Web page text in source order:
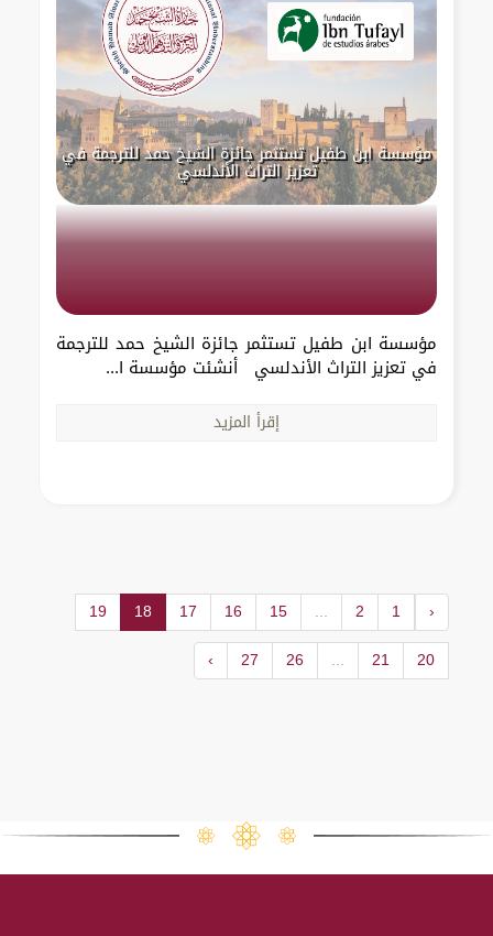
مؤسسة ابن طفيل تستثمر جائزة الشيخ حمد للترجمة في
تعزيز التراث الأندلسي
مؤسسة ابن طفيل تستثمر جائزة الشيخ حمد للترجمة
في تعزيز التراث الأندلسي أنشئت مؤسسة ا...
إقرأ المزيد
‹
1
2
...
15
16
17
18
19
20
21
...
26
27
›